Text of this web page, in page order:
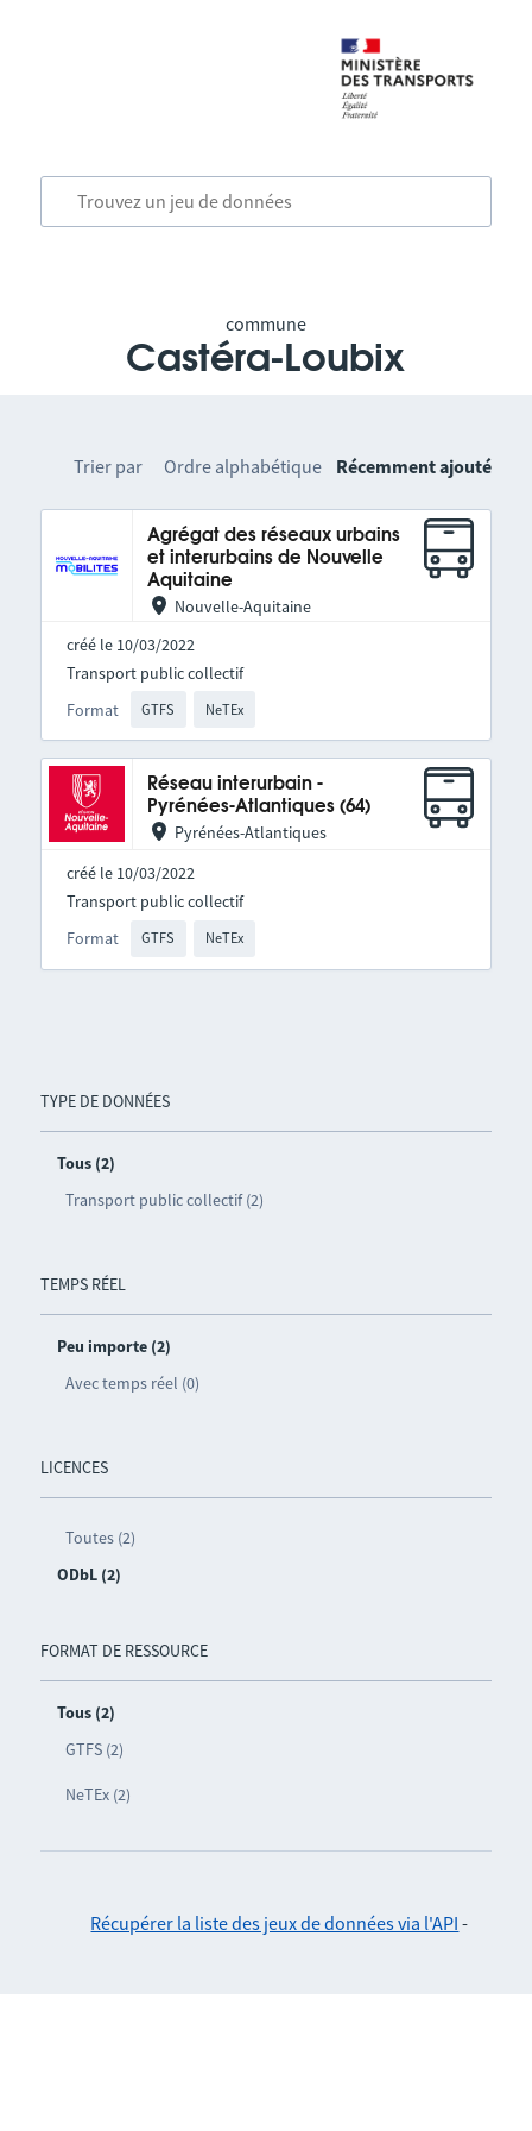
commune
Castéra-Loubix
TYPE DE DONNÉES
Tous (2)
Transport public collectif (2)
TEMPS RÉEL
Peu importe (2)
Avec temps réel (0)
LICENCES
Toutes (2)
ODbL (2)
FORMAT DE RESSOURCE
Tous (2)
GTFS (2)
NeTEx (2)
Trier par Ordre alphabétique Récemment ajouté
Agrégat des réseaux urbains
et interurbains de Nouvelle
Aquitaine
Nouvelle-Aquitaine
créé le 10/03/2022
Format GTFS NeTEx
Transport public collectif
Réseau interurbain -
Pyrénées-Atlantiques (64)
Pyrénées-Atlantiques
créé le 10/03/2022
Format GTFS NeTEx
Transport public collectif
Récupérer la liste des jeux de données via l'API -